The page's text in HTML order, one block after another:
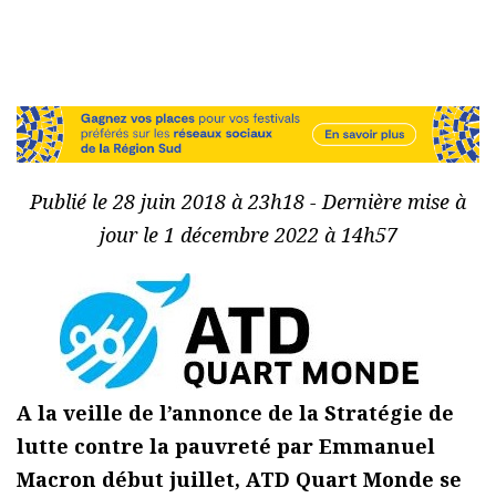
Publié le 28 juin 2018 à 23h18 - Dernière mise à
jour le 1 décembre 2022 à 14h57
A la veille de l’annonce de la Stratégie de
lutte contre la pauvreté par Emmanuel
Macron début juillet, ATD Quart Monde se